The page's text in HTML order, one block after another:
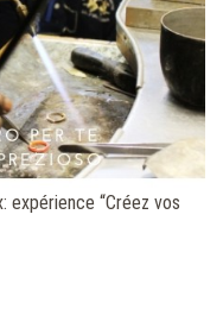
“Créez vos